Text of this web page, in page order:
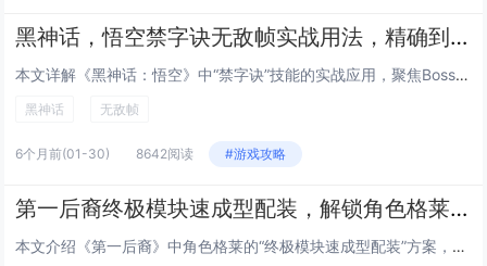
黑神话，悟空禁字诀无敌帧实战用法，精确到帧的Boss战躲避与反击连招指南
本文详解《黑神话：悟空》中“禁字诀”技能的实战应用，聚焦Boss战中的无敌帧机制，通过逐帧分析，指出禁字诀在释放瞬间（第...
黑神话 无敌帧
6个月前(01-30) 8642阅读 #游戏攻略
第一后裔终极模块速成型配装，解锁角色格莱后的低成本毕业Build方案
本文介绍《第一后裔》中角色格莱的“终极模块速成型配装”方案，主打低成本、高效率达成毕业强度，该Build围绕格莱的高机动...